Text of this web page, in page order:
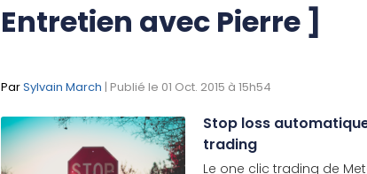
GUIDE
Le guide
Entretien avec Pierre ]
ParSylvain March | Publié le 01 Oct. 2015 à 15h54
Stop loss
trading
Le one clic trading de